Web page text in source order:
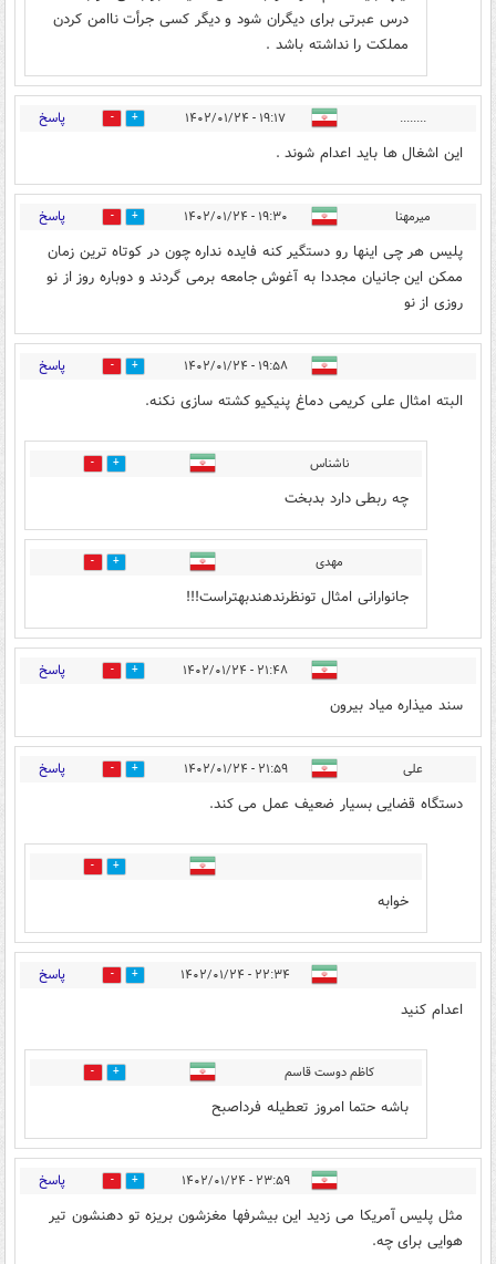
درس عبرتی برای دیگران شود و دیگر کسی جرأت ناامن کردن
مملکت را نداشته باشد .
........ ۱۹:۱۷ - ۱۴۰۲/۰۱/۲۴ 22 پاسخ
این اشغال ها باید اعدام شوند .
میرمهنا ۱۹:۳۰ - ۱۴۰۲/۰۱/۲۴ 1 پاسخ
پلیس هر چی اینها رو دستگیر کنه فایده نداره چون در کوتاه ترین زمان
ممکن این جانیان مجددا به آغوش جامعه برمی گردند و دوباره روز از نو
روزی از نو
۱۹:۵۸ - ۱۴۰۲/۰۱/۲۴ 11 پاسخ
البته امثال علی کریمی دماغ پنیکیو کشته سازی نکنه.
ناشناس 2
چه ربطی دارد بدبخت
مهدی 0
جانوارانی امثال تونظرندهندبهتراست!!!
۲۱:۴۸ - ۱۴۰۲/۰۱/۲۴ 10 پاسخ
سند میذاره میاد بیرون
علی ۲۱:۵۹ - ۱۴۰۲/۰۱/۲۴ 21 پاسخ
دستگاه قضایی بسیار ضعیف عمل می کند.
0
خوابه
۲۲:۳۴ - ۱۴۰۲/۰۱/۲۴ 17 پاسخ
اعدام کنید
کاظم دوست قاسم 0
باشه حتما امروز تعطیله فرداصبح
۲۳:۵۹ - ۱۴۰۲/۰۱/۲۴ 2 پاسخ
مثل پلیس آمریکا می زدید این بیشرفها مغزشون بریزه تو دهنشون تیر
هوایی برای چه.